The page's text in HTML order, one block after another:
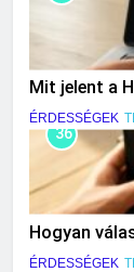
Mit jelent a
ÉRDESSÉGEK
36
Hogyan
ÉRDESSÉGEK